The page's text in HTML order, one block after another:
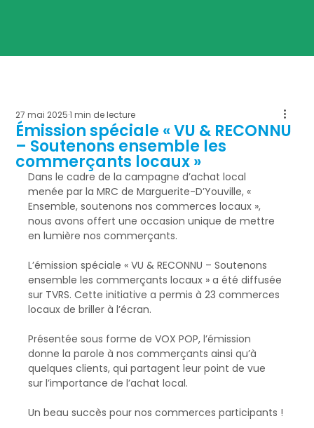
Émission spéciale « VU & RECONNU
– Soutenons ensemble les
commerçants locaux »
27 mai 20251 min de lecture
Dans le cadre de la campagne d’achat local
menée par la MRC de Marguerite-D’Youville, «
Ensemble, soutenons nos commerces locaux »,
nous avons offert une occasion unique de mettre
en lumière nos commerçants.
L’émission spéciale « VU & RECONNU – Soutenons
ensemble les commerçants locaux » a été diffusée
sur TVRS. Cette initiative a permis à 23 commerces
locaux de briller à l’écran.
Présentée sous forme de VOX POP, l’émission
donne la parole à nos commerçants ainsi qu’à
quelques clients, qui partagent leur point de vue
sur l’importance de l’achat local.
Un beau succès pour nos commerces participants !